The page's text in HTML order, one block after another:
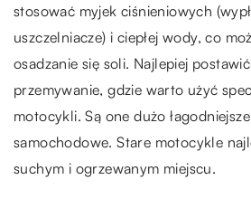
stosować myjek ciśnieniowych
uszczelniacze) i ciepłej wody, co
osadzanie się soli. Najlepiej
przemywanie, gdzie warto użyć
motocykli. Są one dużo
samochodowe. Stare motocykle
suchym i ogrzewanym miejscu.